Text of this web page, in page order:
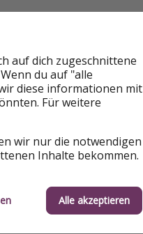
auf dich zugeschnittene
du auf "alle
diese informationen mit
Für weitere
wir nur die notwendigen
Inhalte bekommen.
Alle akzeptieren